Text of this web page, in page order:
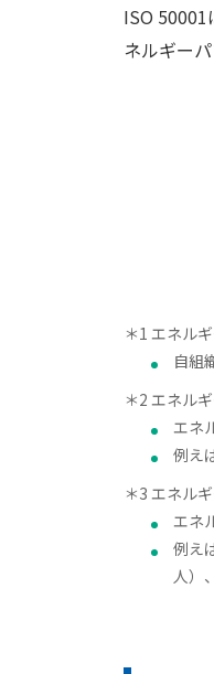
ISO
ネルギー
＊1 エネル
自組
＊2 エネル
エネ
例え
＊3 エネル
エネ
例え
人）